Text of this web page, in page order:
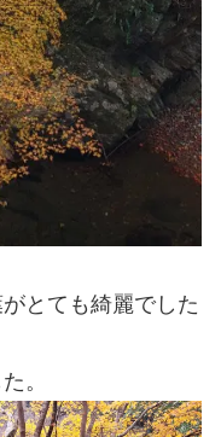
とても綺麗でした
。